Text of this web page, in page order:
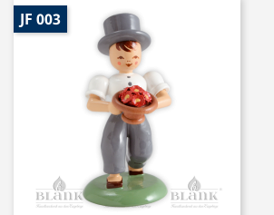
JF 003